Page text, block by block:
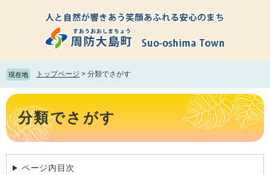
頭
で
す。
飛
ば
て
本
文
現在地 トップページ > 分類でさがす
本
文 分類でさがす
ページ内目次